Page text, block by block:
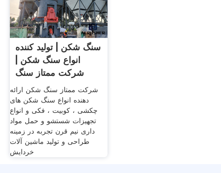
سنگ شکن | تولید کننده
انواع سنگ شکن |
شرکت ممتاز سنگ
شکن
شرکت ممتاز سنگ شکن ارائه
دهنده انواع سنگ شکن های
چکشی ، کوبیت ، فکی و انواع
تجهیزات شستشو و حمل مواد
داری نيم قرن تجربه در زمينه
طراحی و توليد ماشين آلات
خردايش